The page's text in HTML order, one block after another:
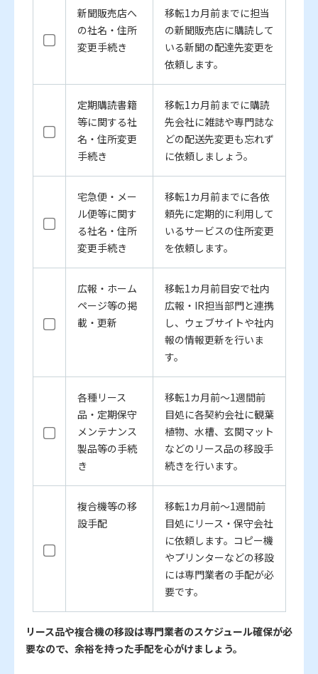
新聞販売店へ
の社名・住所
変更手続き
移転1カ月前までに担当
の新聞販売店に購読して
いる新聞の配達先変更を
依頼します。
定期購読書籍
等に関する社
名・住所変更
手続き
移転1カ月前までに購読
先会社に雑誌や専門誌な
どの配送先変更も忘れず
に依頼しましょう。
宅急便・メー
ル便等に関す
る社名・住所
変更手続き
移転1カ月前までに各依
頼先に定期的に利用して
いるサービスの住所変更
を依頼します。
広報・ホーム
ページ等の掲
載・更新
移転1カ月前目安で社内
広報・IR担当部門と連携
し、ウェブサイトや社内
報の情報更新を行いま
す。
各種リース
品・定期保守
メンテナンス
製品等の手続
き
移転1カ月前～1週間前
目処に各契約会社に観葉
植物、水槽、玄関マット
などのリース品の移設手
続きを行います。
複合機等の移
設手配
移転1カ月前～1週間前
目処にリース・保守会社
に依頼します。コピー機
やプリンターなどの移設
には専門業者の手配が必
要です。
リース品や複合機の移設は専門業者のスケジュール確保が必
要なので、余裕を持った手配を心がけましょう。